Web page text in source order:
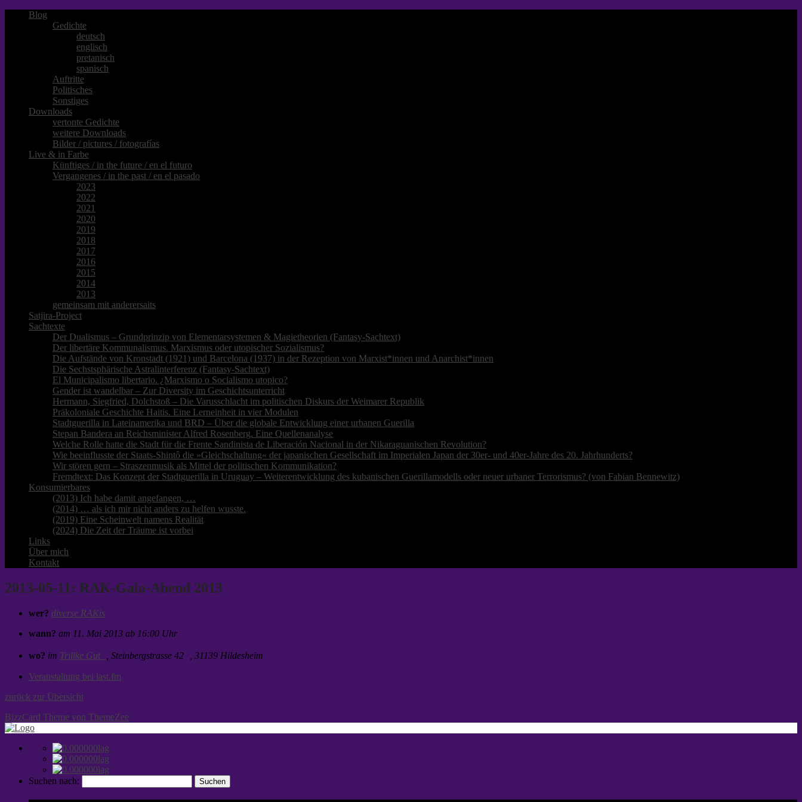
Blog
Gedichte
deutsch
englisch
pretanisch
spanisch
Auftritte
Politisches
Sonstiges
Downloads
vertonte Gedichte
weitere Downloads
Bilder / pictures / fotografías
Live & in Farbe
Künftiges / in the future / en el futuro
Vergangenes / in the past / en el pasado
2023
2022
2021
2020
2019
2018
2017
2016
2015
2014
2013
gemeinsam mit anderersaits
Satjira-Project
Sachtexte
Der Dualismus – Grundprinzip von Elementarsystemen & Magietheorien (Fantasy-Sachtext)
Der libertäre Kommunalismus. Marxismus oder utopischer Sozialismus?
Die Aufstände von Kronstadt (1921) und Barcelona (1937) in der Rezeption von Marxist*innen und Anarchist*innen
Die Sechstsphärische Astralinterferenz (Fantasy-Sachtext)
El Municipalismo libertario. ¿Marxismo o Socialismo utopico?
Gender ist wandelbar – Zur Diversity im Geschichtsunterricht
Hermann, Siegfried, Dolchstoß – Die Varusschlacht im politischen Diskurs der Weimarer Republik
Präkoloniale Geschichte Haitis. Eine Lerneinheit in vier Modulen
Stadtguerilla in Lateinamerika und BRD – Über die globale Entwicklung einer urbanen Guerilla
Stepan Bandera an Reichsminister Alfred Rosenberg. Eine Quellenanalyse
Welche Rolle hatte die Stadt für die Frente Sandinista de Liberación Nacional in der Nikaraguanischen Revolution?
Wie beeinflusste der Staats-Shintô die »Gleichschaltung« der japanischen Gesellschaft im Imperialen Japan der 30er- und 40er-Jahre des 20. Jahrhunderts?
Wir stören gern – Straszenmusik als Mittel der politischen Kommunikation?
Fremdtext: Das Konzept der Stadtguerilla in Uruguay – Weiterentwicklung des kubanischen Guerillamodells oder neuer urbaner Terrorismus? (von Fabian Bennewitz)
Konsumierbares
(2013) Ich habe damit angefangen, …
(2014) … als ich mir nicht anders zu helfen wusste.
(2019) Eine Scheinwelt namens Realität
(2024) Die Zeit der Träume ist vorbei
Links
Über mich
Kontakt
2013-05-11: RAK-Gala-Abend 2013
wer? diverse RAKis
wann? am 11. Mai 2013 ab 16:00 Uhr
wo? im Trillke Gut , Steinbergstrasse 42 , 31139 Hildesheim
Veranstaltung bei last.fm
zurück zur Übersicht
BizzCard Theme von ThemeZee
Suchen nach: